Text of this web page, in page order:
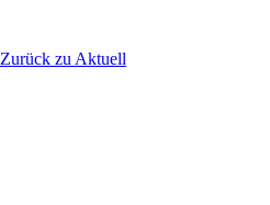
Zurück zu Aktuell